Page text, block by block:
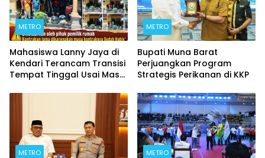
METRO
Mahasiswa Lanny Jaya di
Kendari Terancam Transisi
Tempat Tinggal Usai Masa
METRO
Bupati Muna Barat
Perjuangkan Program
Strategis Perikanan di KKP
METRO METRO